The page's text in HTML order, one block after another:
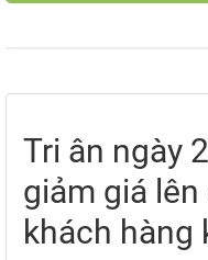
Tri ân ngày
giảm giá lên
khách hàng